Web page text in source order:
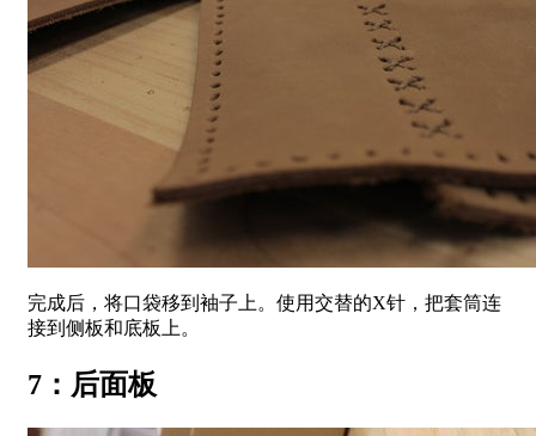
完成后，将口袋移到袖子上。使用交替的X针，把套筒连
接到侧板和底板上。
7：后面板